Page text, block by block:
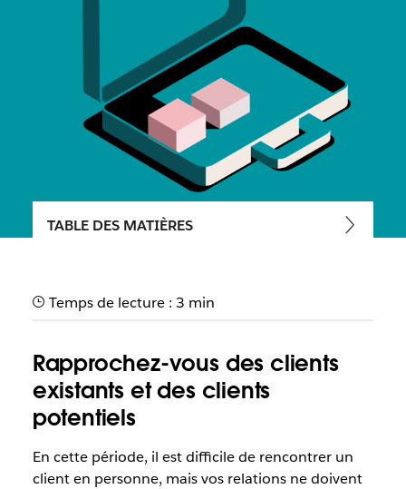
contrats avec des clients
potentiels
Maintenez des relations et une dynamique commerciale
durable en travaillant avec vos clients dans un canal Slack.
TABLE DES MATIÈRES
Temps de lecture : 3 min
Rapprochez-vous des clients
existants et des clients
potentiels
En cette période, il est difficile de rencontrer un
client en personne, mais vos relations ne doivent